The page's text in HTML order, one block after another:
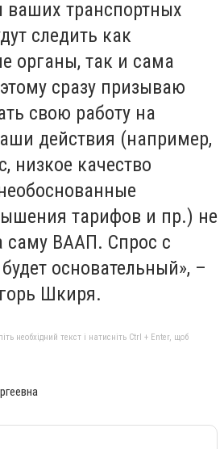
ваших транспортных
следить как
органы, так и сама
сразу призываю
свою работу на
действия (например,
низкое качество
тарифов и пр.) не
саму ВААП. Спрос с
основательный», –
Шкиря.
необхідний текст і натисніть Ctrl + Enter, щоб